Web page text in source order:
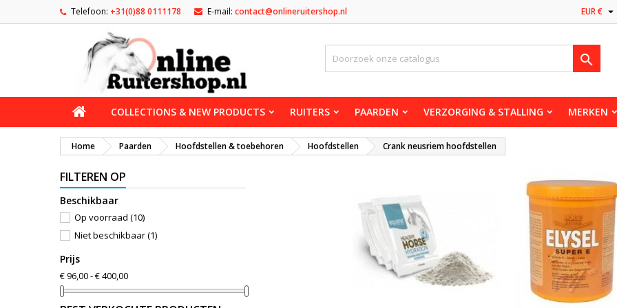
Telefoon: +31(0)88 0111178 E-mail: contact@onlineruitershop.nl EUR € 

COLLECTIONS & NEW PRODUCTS RUITERS PAARDEN VERZORGING & STALLING MERKEN
Home Paarden Hoofdstellen & toebehoren Hoofdstellen Crank neusriem hoofdstellen
FILTEREN OP
Beschikbaar
Op voorraad (10)
Niet beschikbaar(1)
Prijs
€ 96,00 - € 400,00